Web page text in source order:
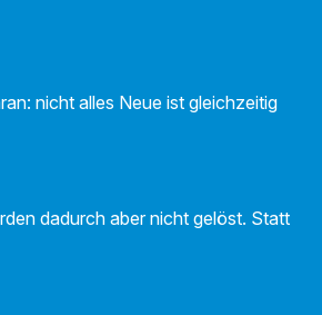
nicht alles Neue ist gleichzeitig
dadurch aber nicht gelöst. Statt